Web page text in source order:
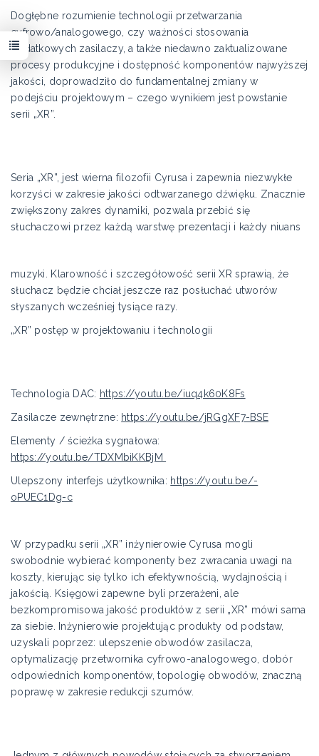
Dogłębne rozumienie technologii przetwarzania
cyfrowo/analogowego, czy ważności stosowania
dodatkowych zasilaczy, a także niedawno zaktualizowane
procesy produkcyjne i dostępność komponentów najwyższej
jakości, doprowadziło do fundamentalnej zmiany w
podejściu projektowym – czego wynikiem jest powstanie
serii „XR”.
Seria „XR”, jest wierna filozofii Cyrusa i zapewnia niezwykłe
korzyści w zakresie jakości odtwarzanego dźwięku. Znacznie
zwiększony zakres dynamiki, pozwala przebić się
słuchaczowi przez każdą warstwę prezentacji i każdy niuans
muzyki. Klarowność i szczegółowość serii XR sprawią, że
słuchacz będzie chciał jeszcze raz posłuchać utworów
słyszanych wcześniej tysiące razy.
„XR” postęp w projektowaniu i technologii
Technologia DAC: https://youtu.be/iuq4k60K8Fs
Zasilacze zewnętrzne: https://youtu.be/jRGgXF7-BSE
Elementy / ścieżka sygnałowa:
https://youtu.be/TDXMbiKKBjM
Ulepszony interfejs użytkownika: https://youtu.be/-
oPUEC1Dg-c
W przypadku serii „XR” inżynierowie Cyrusa mogli
swobodnie wybierać komponenty bez zwracania uwagi na
koszty, kierując się tylko ich efektywnością, wydajnością i
jakością. Księgowi zapewne byli przerażeni, ale
bezkompromisowa jakość produktów z serii „XR” mówi sama
za siebie. Inżynierowie projektując produkty od podstaw,
uzyskali poprzez: ulepszenie obwodów zasilacza,
optymalizację przetwornika cyfrowo-analogowego, dobór
odpowiednich komponentów, topologię obwodów, znaczną
poprawę w zakresie redukcji szumów.